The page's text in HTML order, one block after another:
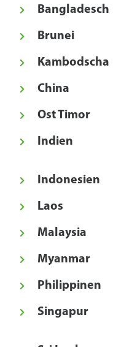
Bangladesch
Brunei
Kambodscha
China
Ost Timor
Indien
Indonesien
Laos
Malaysia
Myanmar
Philippinen
Singapur